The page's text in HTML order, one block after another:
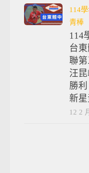
114
青棒
114
台
聯
汪
勝
新
12 2